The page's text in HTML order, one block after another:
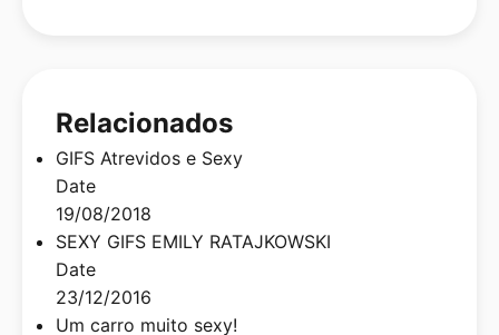
Relacionados
GIFS Atrevidos e Sexy
Date
19/08/2018
SEXY GIFS EMILY RATAJKOWSKI
Date
23/12/2016
Um carro muito sexy!